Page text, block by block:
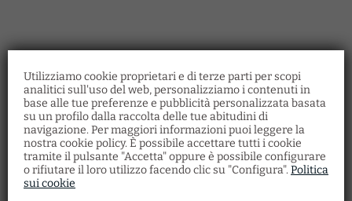
Utilizziamo cookie proprietari e di terze parti per scopi
analitici sull'uso del web, personalizziamo i contenuti in
base alle tue preferenze e pubblicità personalizzata basata
su un profilo dalla raccolta delle tue abitudini di
navigazione. Per maggiori informazioni puoi leggere la
nostra cookie policy. È possibile accettare tutti i cookie
tramite il pulsante "Accetta" oppure è possibile configurare
o rifiutare il loro utilizzo facendo clic su "Configura". Politica
sui cookie
Ristorante Santa Fosca
Scopri la gastronomia veneziana presso il
nostroRistorante Ostaria Santa Fosca,
dove potrai gustare una vasta varietà di